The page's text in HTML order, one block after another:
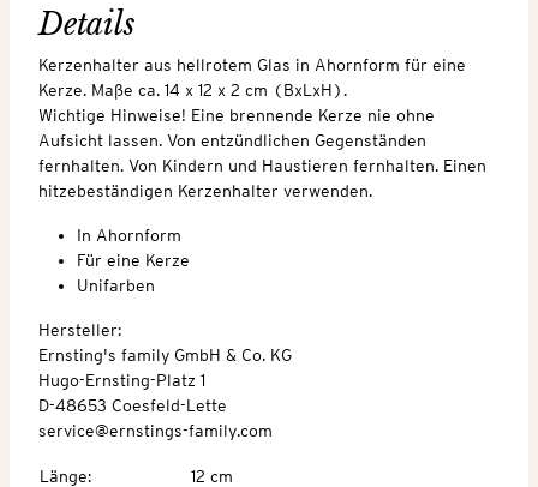
Details
Kerzenhalter aus hellrotem Glas in Ahornform für eine
Kerze. Maße ca. 14 x 12 x 2 cm (BxLxH).
Wichtige Hinweise! Eine brennende Kerze nie ohne
Aufsicht lassen. Von entzündlichen Gegenständen
fernhalten. Von Kindern und Haustieren fernhalten. Einen
hitzebeständigen Kerzenhalter verwenden.
In Ahornform
Für eine Kerze
Unifarben
Hersteller:
Ernsting's family GmbH & Co. KG
Hugo-Ernsting-Platz 1
D-48653 Coesfeld-Lette
service@ernstings-family.com
Länge:
12 cm